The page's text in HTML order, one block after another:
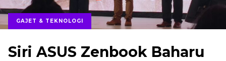
GAJET & TEKNOLOGI
Siri ASUS Zenbook Baharu